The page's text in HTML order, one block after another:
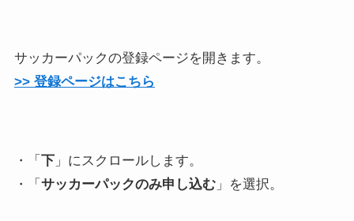
サッカーパックの登録ページを開きます。
>> 登録ページはこちら
・「 下」にスクロールします。
・「 サッカーパックのみ申し込む」を選択。